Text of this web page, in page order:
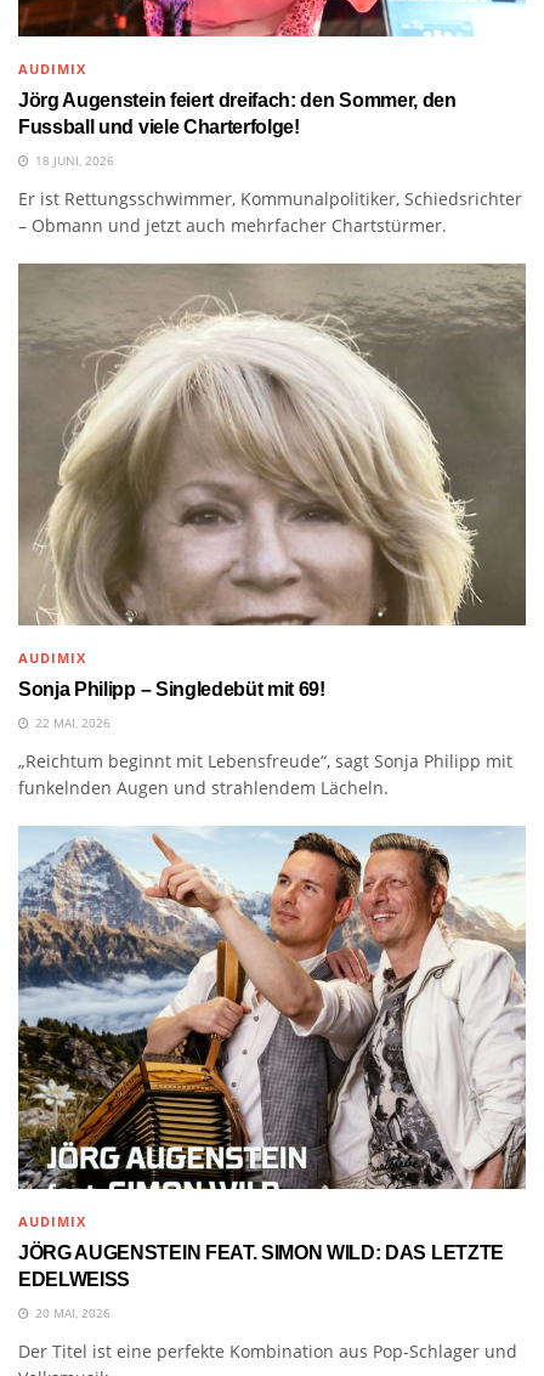
AUDIMIX
Jörg Augenstein feiert dreifach: den Sommer, den
Fussball und viele Charterfolge!
18 JUNI, 2026
Er ist Rettungsschwimmer, Kommunalpolitiker, Schiedsrichter
– Obmann und jetzt auch mehrfacher Chartstürmer.
AUDIMIX
Sonja Philipp – Singledebüt mit 69!
22 MAI, 2026
„Reichtum beginnt mit Lebensfreude“, sagt Sonja Philipp mit
funkelnden Augen und strahlendem Lächeln.
AUDIMIX
JÖRG AUGENSTEIN FEAT. SIMON WILD: DAS LETZTE
EDELWEISS
20 MAI, 2026
Der Titel ist eine perfekte Kombination aus Pop-Schlager und